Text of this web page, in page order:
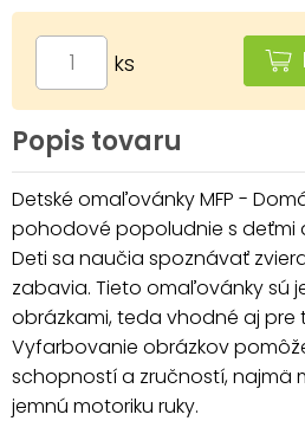
ks
Popis tovaru
Detské omaľovánky MFP -
pohodové popoludnie s deťmi
Deti sa naučia spoznávať
zabavia. Tieto omaľovánky sú
obrázkami, teda vhodné aj pre
Vyfarbovanie obrázkov
schopností a zručností, najmä
jemnú motoriku ruky.